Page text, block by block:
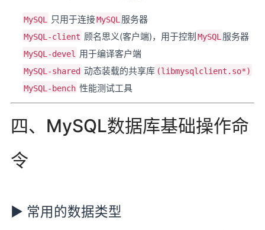
MySQL 只用于连接MySQL 服务器
MySQL-client 顾名思义(客户端)，用于控制MySQL 服务器
MySQL-devel 用于编译客户端
MySQL-shared 动态装载的共享库 (libmysqlclient.so*)
MySQL-bench 性能测试工具
四、MySQL数据库基础操作命
令
► 常用的数据类型